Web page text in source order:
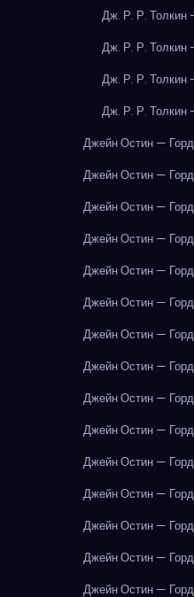
Дж. Р. Р. Толкин
Дж. Р. Р. Толкин
Дж. Р. Р. Толкин
Дж. Р. Р. Толкин
Джейн Остин —
Джейн Остин —
Джейн Остин —
Джейн Остин —
Джейн Остин —
Джейн Остин —
Джейн Остин —
Джейн Остин —
Джейн Остин —
Джейн Остин —
Джейн Остин —
Джейн Остин —
Джейн Остин —
Джейн Остин —
Джейн Остин —